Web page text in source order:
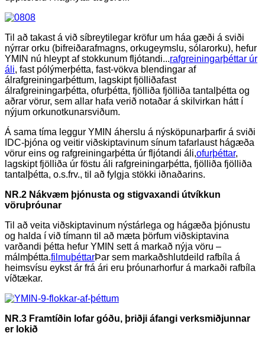
Til að takast á við síbreytilegar kröfur um háa gæði á sviði
nýrrar orku (bifreiðarafmagns, orkugeymslu, sólarorku), hefur
YMIN nú hleypt af stokkunum fljótandi...rafgreiningarþéttar úr
áli, fast pólýmerþétta, fast-vökva blendingar af
álrafgreiningarþéttum, lagskipt fjölliðafast
álrafgreiningarþétta, ofurþétta, fjölliða fjölliða tantalþétta og
aðrar vörur, sem allar hafa verið notaðar á skilvirkan hátt í
nýjum orkunotkunarsviðum.
Á sama tíma leggur YMIN áherslu á nýsköpunarþarfir á sviði
IDC-þjóna og veitir viðskiptavinum sínum tafarlaust hágæða
vörur eins og rafgreiningarþétta úr fljótandi áli,ofurþéttar,
lagskipt fjölliða úr föstu áli rafgreiningarþétta, fjölliða fjölliða
tantalþétta, o.s.frv., til að fylgja stökki iðnaðarins.
NR.2 Nákvæm þjónusta og stigvaxandi útvíkkun
vöruþróunar
Til að veita viðskiptavinum nýstárlega og hágæða þjónustu
og halda í við tímann til að mæta þörfum viðskiptavina
varðandi þétta hefur YMIN sett á markað nýja vöru –
málmþétta.filmuþéttarÞar sem markaðshlutdeild rafbíla á
heimsvísu eykst ár frá ári eru þróunarhorfur á markaði rafbíla
víðtækar.
NR.3 Framtíðin lofar góðu, þriðji áfangi verksmiðjunnar
er lokið